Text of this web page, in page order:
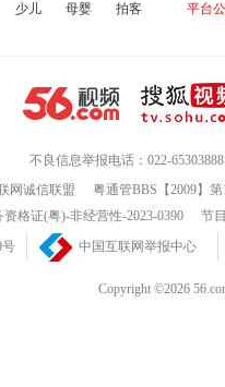
少儿 母婴 拍客
平台
不良信息举报电话：022-65303888
网诚信联盟
粤通管BBS【2009】
格证(粤)-非经营性-2023-0390
节
号
中国互联网举报中心
Copyright ©2026